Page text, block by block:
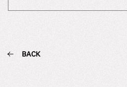
BACK